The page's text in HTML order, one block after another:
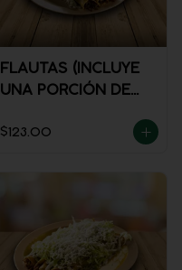
FLAUTAS (INCLUYE
UNA PORCIÓN DE
$123.00